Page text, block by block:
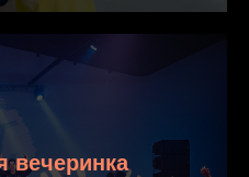
вечеринка